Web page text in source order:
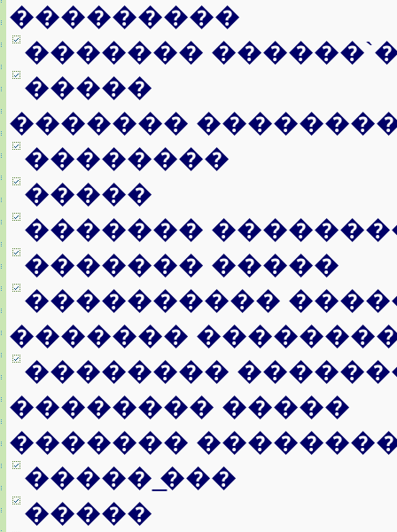
���������
�������
�����
�������
��������
�����
�������
������� �����
����������
�������
��������
�������� �����
�������
����� ̲���
�����